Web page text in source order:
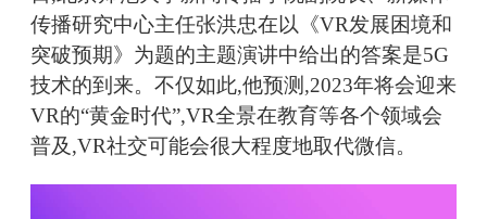
传播研究中心主任张洪忠在以《VR发展困境和
突破预期》为题的主题演讲中给出的答案是5G
技术的到来。不仅如此,他预测,2023年将会迎来
VR的“黄金时代”,VR全景在教育等各个领域会
普及,VR社交可能会很大程度地取代微信。